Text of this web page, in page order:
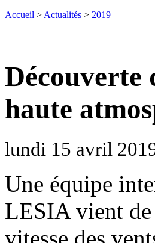
Accueil > Actualités > 2019
Découverte
haute
lundi 15 avril
Une équipe
LESIA vient de
vitesse des